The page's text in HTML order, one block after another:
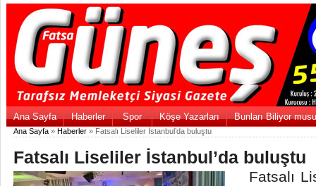
Ana Sayfa Haberler Spor Köşe Yazarları Bunları Biliyor
Ana Sayfa » Haberler » Fatsalı Liseliler İstanbul’da buluştu
Fatsalı Liseliler İstanbul’da buluştu
Fatsalı